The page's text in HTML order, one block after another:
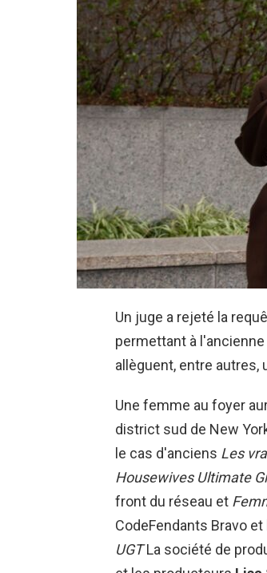
Un juge a rejeté la
permettant à
allèguent, entre autres,
Une femme au foyer
district sud de New
le cas d'anciens Les
Housewives Ultimate
front du réseau et
CodeFendants Bravo
UGTLa société de